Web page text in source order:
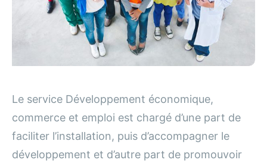
Le service Développement économique,
commerce et emploi est chargé d’une part de
faciliter l’installation, puis d’accompagner le
développement et d’autre part de promouvoir